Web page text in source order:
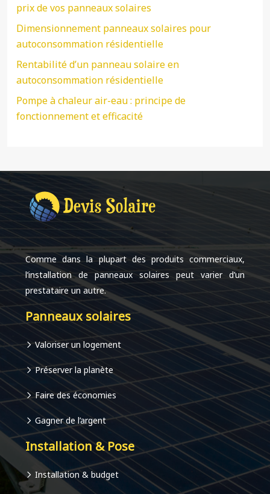
prix de vos panneaux solaires
Dimensionnement panneaux solaires pour
autoconsommation résidentielle
Rentabilité d’un panneau solaire en
autoconsommation résidentielle
Pompe à chaleur air-eau : principe de
fonctionnement et efficacité
Comme dans la plupart des produits commerciaux,
l’installation de panneaux solaires peut varier d’un
prestataire un autre.
Panneaux solaires
Valoriser un logement
Préserver la planète
Faire des économies
Gagner de l’argent
Installation & Pose
Installation & budget